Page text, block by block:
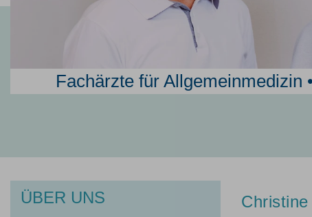
Fachärzte für Allgemeinmedizin
ÜBER UNS Christine